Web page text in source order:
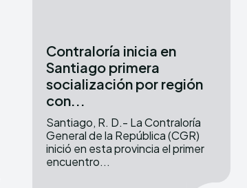
Contraloría inicia en
Santiago primera
socialización por región
con...
Santiago, R. D.- La Contraloría
General de la República (CGR)
inició en esta provincia el primer
encuentro...